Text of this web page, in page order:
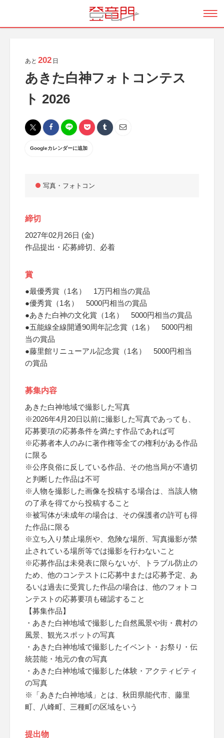
あと 202 日
あきた白神フォトコンテス
ト 2026
Googleカレンダーに追加
写真・フォトコン
締切
2027年02月26日 (金)
作品提出・応募締切、必着
賞
●最優秀賞（1名） 1万円相当の賞品
●優秀賞（1名） 5000円相当の賞品
●あきた白神の文化賞（1名） 5000円相当の賞品
●五能線全線開通90周年記念賞（1名） 5000円相
当の賞品
●藤里館リニューアル記念賞（1名） 5000円相当
の賞品
募集内容
あきた白神地域で撮影した写真
※2026年4月20日以前に撮影した写真であっても、
応募要項の応募条件を満たす作品であれば可
※応募者本人のみに著作権等全ての権利がある作品
に限る
※公序良俗に反している作品、その他当局が不適切
と判断した作品は不可
※人物を撮影した画像を投稿する場合は、当該人物
の了承を得てから投稿すること
※被写体が未成年の場合は、その保護者の許可も得
た作品に限る
※立ち入り禁止場所や、危険な場所、写真撮影が禁
止されている場所等では撮影を行わないこと
※応募作品は未発表に限らないが、トラブル防止の
ため、他のコンテストに応募中または応募予定、あ
るいは過去に受賞した作品の場合は、他のフォトコ
ンテストの応募要項も確認すること
【募集作品】
・あきた白神地域で撮影した自然風景や街・農村の
風景、観光スポットの写真
・あきた白神地域で撮影したイベント・お祭り・伝
統芸能・地元の食の写真
・あきた白神地域で撮影した体験・アクティビティ
の写真
※「あきた白神地域」とは、秋田県能代市、藤里
町、八峰町、三種町の区域をいう
提出物